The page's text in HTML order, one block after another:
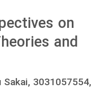
on
and
Sakai, 3031057554,